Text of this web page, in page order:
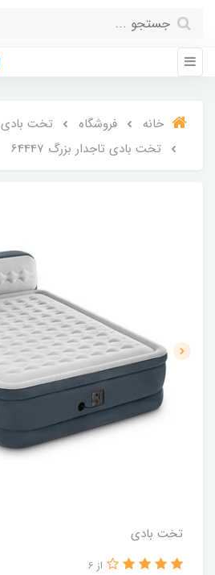
خانه فروشگاه تخت بادی
تخت بادی تاجدار بزرگ 64447
تخت بادی
از 6